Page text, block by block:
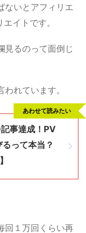
ないとアフィリエ
イトです。
見るのって面倒じ
れています。
事達成！PV
って本当？
あわせて読みたい
回１万回くらい再